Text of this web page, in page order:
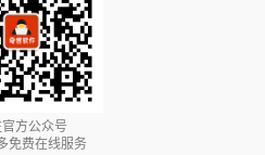
方公众号
免费在线服务